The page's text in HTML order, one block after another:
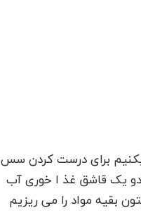
برای درست کردن سس
یک قاشق غذ ا خوری آب
بقیه مواد را می ریزیم